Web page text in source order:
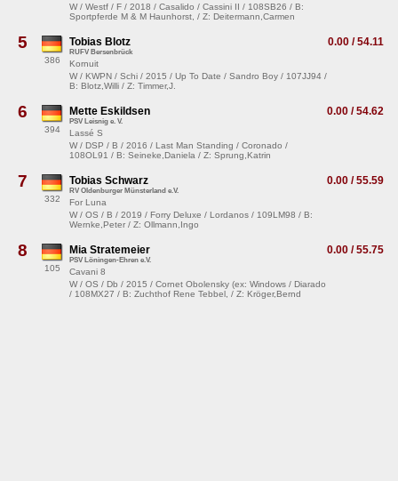
W / Westf / F / 2018 / Casalido / Cassini II / 108SB26 / B:
Sportpferde M & M Haunhorst, / Z: Deitermann,Carmen
5
386
0.00 / 54.11
Tobias Blotz
RUFV Bersenbrück
Kornuit
W / KWPN / Schi / 2015 / Up To Date / Sandro Boy / 107JJ94 /
B: Blotz,Willi / Z: Timmer,J.
6
394
0.00 / 54.62
Mette Eskildsen
PSV Leisnig e. V.
Lassé S
W / DSP / B / 2016 / Last Man Standing / Coronado /
108OL91 / B: Seineke,Daniela / Z: Sprung,Katrin
7
332
0.00 / 55.59
Tobias Schwarz
RV Oldenburger Münsterland e.V.
For Luna
W / OS / B / 2019 / Forry Deluxe / Lordanos / 109LM98 / B:
Wernke,Peter / Z: Ollmann,Ingo
8
105
0.00 / 55.75
Mia Stratemeier
PSV Löningen-Ehren e.V.
Cavani 8
W / OS / Db / 2015 / Cornet Obolensky (ex: Windows / Diarado
/ 108MX27 / B: Zuchthof Rene Tebbel, / Z: Kröger,Bernd